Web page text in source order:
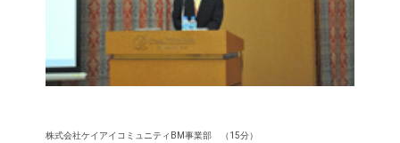
株式会社ケイアイコミュニティBM事業部 （15分）